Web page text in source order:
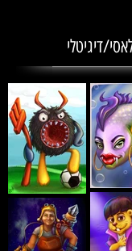
דיגיטלי